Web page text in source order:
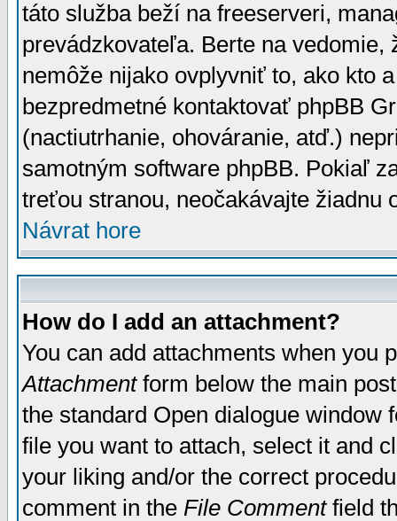
táto služba beží na freeserveri,
prevádzkovateľa. Berte na vedomie,
nemôže nijako ovplyvniť to, ako kto
bezpredmetné kontaktovať phpBB
(nactiutrhanie, ohováranie, atď.)
samotným software phpBB. Pokiaľ
treťou stranou, neočakávajte žiadnu
Návrat hore
How do I add an attachment?
You can add attachments when you
Attachmentform below the main
the standard Open dialogue window
file you want to attach, select it and
your liking and/or the correct
comment in the File Commentfield